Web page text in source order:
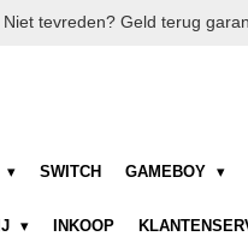
Niet tevreden? Geld terug
SWITCH GAMEBOY
INKOOP